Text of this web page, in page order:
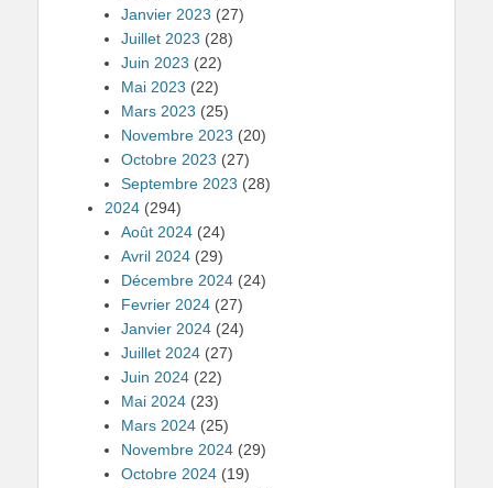
Janvier 2023 (27)
Juillet 2023 (28)
Juin 2023 (22)
Mai 2023 (22)
Mars 2023 (25)
Novembre 2023 (20)
Octobre 2023 (27)
Septembre 2023 (28)
2024 (294)
Août 2024 (24)
Avril 2024 (29)
Décembre 2024 (24)
Fevrier 2024 (27)
Janvier 2024 (24)
Juillet 2024 (27)
Juin 2024 (22)
Mai 2024 (23)
Mars 2024 (25)
Novembre 2024 (29)
Octobre 2024 (19)